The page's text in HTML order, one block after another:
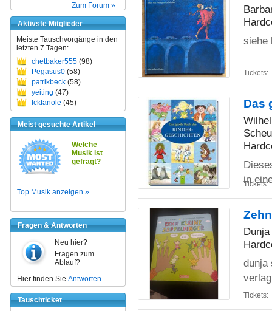
Zum Forum »
Aktivste Mitglieder
Meiste Tauschvorgänge in den
letzten 7 Tagen:
chetbaker555 (98)
Pegasus0 (58)
patrikbeck (58)
yeiting (47)
fckfanole (45)
Meist gesuchte Artikel
Welche
Musik ist
gefragt?
Top Musik anzeigen »
Fragen & Antworten
Neu hier?
Fragen zum
Ablauf?
Hier finden Sie Antworten
Tauschticket
siehe
Tickets:
Das
in
Tickets:
dunja
verlag
Tickets: